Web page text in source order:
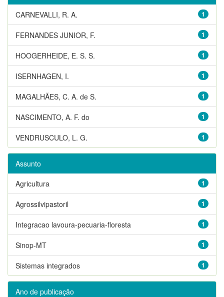
1
CARNEVALLI, R. A.
1
FERNANDES JUNIOR, F.
1
HOOGERHEIDE, E. S. S.
1
ISERNHAGEN, I.
1
MAGALHÃES, C. A. de S.
1
NASCIMENTO, A. F. do
1
VENDRUSCULO, L. G.
Assunto
1
Agricultura
1
Agrossilvipastoril
1
Integracao lavoura-pecuaria-floresta
1
Sinop-MT
1
Sistemas integrados
Ano de publicação